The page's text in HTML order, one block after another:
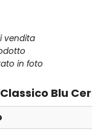
vendita
in foto
Blu